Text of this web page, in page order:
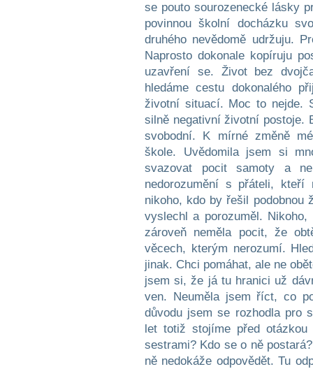
se pouto sourozenecké lásky
povinnou školní docházku
druhého nevědomě udržuju.
Naprosto dokonale kopíruju
uzavření se. Život bez
hledáme cestu dokonalého
životní situací. Moc to nejde.
silně negativní životní postoje.
svobodní. K mírné změně
škole. Uvědomila jsem si
svazovat pocit samoty a
nedorozumění s přáteli, kteří
nikoho, kdo by řešil
vyslechl a porozuměl.
zároveň neměla pocit, že
věcech, kterým nerozumí.
jinak. Chci pomáhat, ale ne
jsem si, že já tu hranici už
ven. Neuměla jsem říct, co
důvodu jsem se rozhodla pro
let totiž stojíme před
sestrami? Kdo se o ně
ně nedokáže odpovědět. Tu